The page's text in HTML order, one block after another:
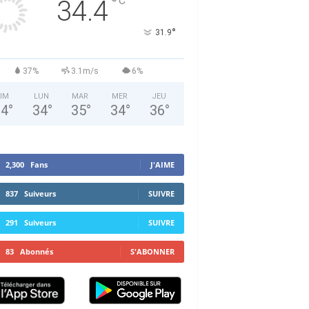
34.4
31.9°
37% 3.1m/s 6%
°
LUN
34°
MAR
35°
MER
34°
JEU
36°
2,300 Fans J'AIME
837 Suiveurs SUIVRE
291 Suiveurs SUIVRE
83 Abonnés S'ABONNER